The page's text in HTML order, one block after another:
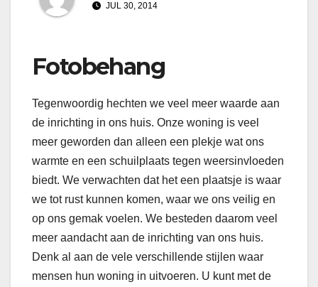
JUL 30, 2014
Fotobehang
Tegenwoordig hechten we veel meer waarde aan
de inrichting in ons huis. Onze woning is veel
meer geworden dan alleen een plekje wat ons
warmte en een schuilplaats tegen weersinvloeden
biedt. We verwachten dat het een plaatsje is waar
we tot rust kunnen komen, waar we ons veilig en
op ons gemak voelen. We besteden daarom veel
meer aandacht aan de inrichting van ons huis.
Denk al aan de vele verschillende stijlen waar
mensen hun woning in uitvoeren. U kunt met de